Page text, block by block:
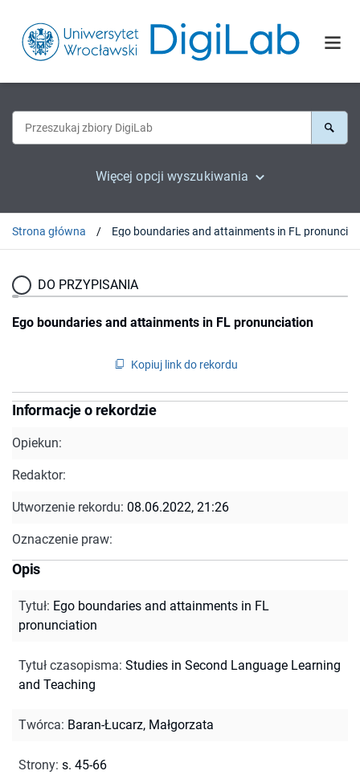
Więcej opcji wyszukiwania
Strona główna
DO PRZYPISANIA
Ego boundaries and attainments in FL pronunciation
Kopiuj link do rekordu
Informacje o rekordzie
Opiekun:
Redaktor:
Utworzenie rekordu: 08.06.2022, 21:26
Oznaczenie praw:
Opis
Tytuł: Ego boundaries and attainments in FL
pronunciation
Tytuł czasopisma: Studies in Second Language Learning
and Teaching
Twórca: Baran-Łucarz, Małgorzata
Strony: s. 45-66